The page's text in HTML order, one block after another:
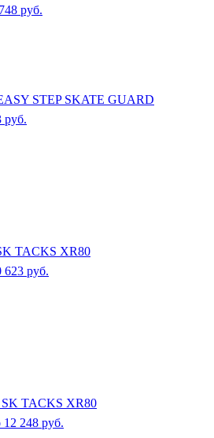
руб.
STEP SKATE GUARD
руб.
TACKS XR80
623 руб.
TACKS XR80
12 248 руб.